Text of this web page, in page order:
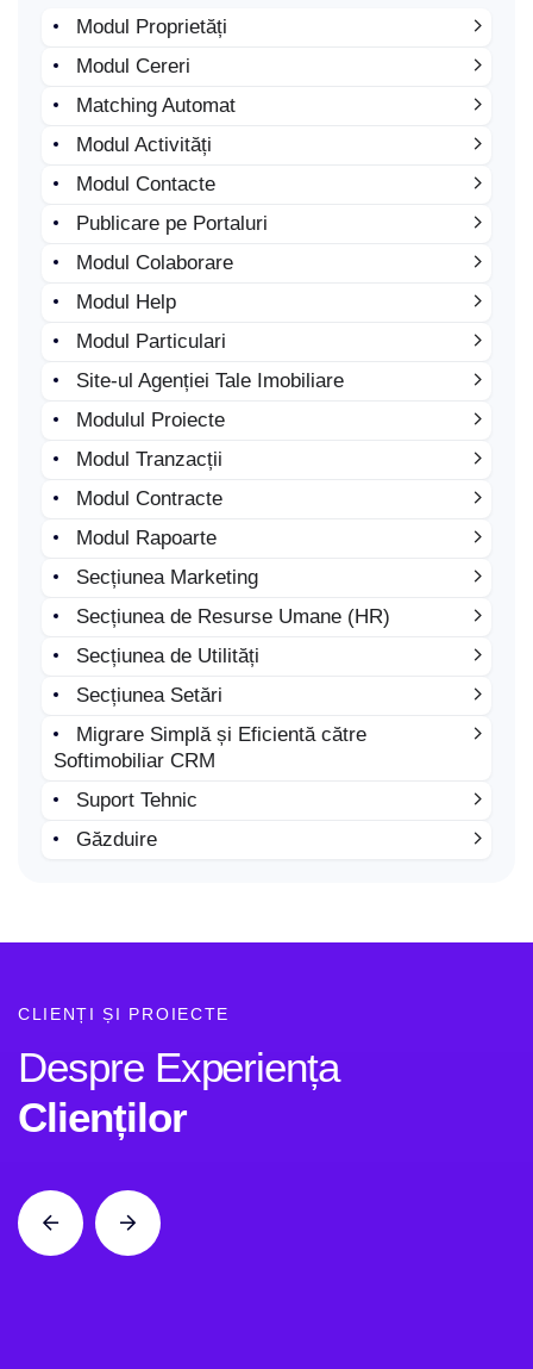
Modul Proprietăți
Modul Cereri
Matching Automat
Modul Activități
Modul Contacte
Publicare pe Portaluri
Modul Colaborare
Modul Help
Modul Particulari
Site-ul Agenției Tale Imobiliare
Modulul Proiecte
Modul Tranzacții
Modul Contracte
Modul Rapoarte
Secțiunea Marketing
Secțiunea de Resurse Umane (HR)
Secțiunea de Utilități
Secțiunea Setări
Migrare Simplă și Eficientă către
Softimobiliar CRM
Suport Tehnic
Găzduire
CLIENȚI ȘI PROIECTE
Despre Experiența
Clienților